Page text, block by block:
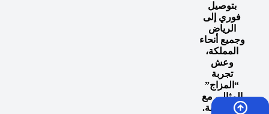
بتوصيل
فوري إلى
الرياض
وجميع أنحاء
المملكة،
وعش
تجربة
“المزاج”
المثالي مع
كل سحبة.